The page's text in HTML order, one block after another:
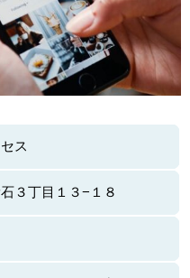
ス
３丁目１３−１８